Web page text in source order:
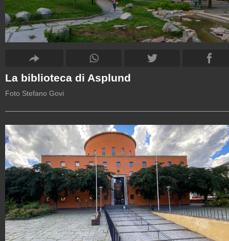
La biblioteca di Asplund
Foto Stefano Govi